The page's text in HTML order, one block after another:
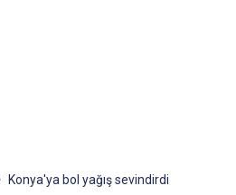
Konya'ya bol yağış sevindirdi